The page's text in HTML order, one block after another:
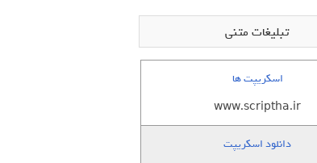
تبلیغات متنی
اسکریپت ها
www.scriptha.ir
دانلود اسکریپت